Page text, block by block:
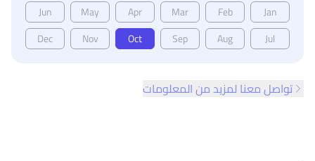
Jan
Feb
Mar
Apr
May
Jun
Jul
Aug
Sep
Oct
Nov
Dec
تواصل معنا لمزيد من المعلومات